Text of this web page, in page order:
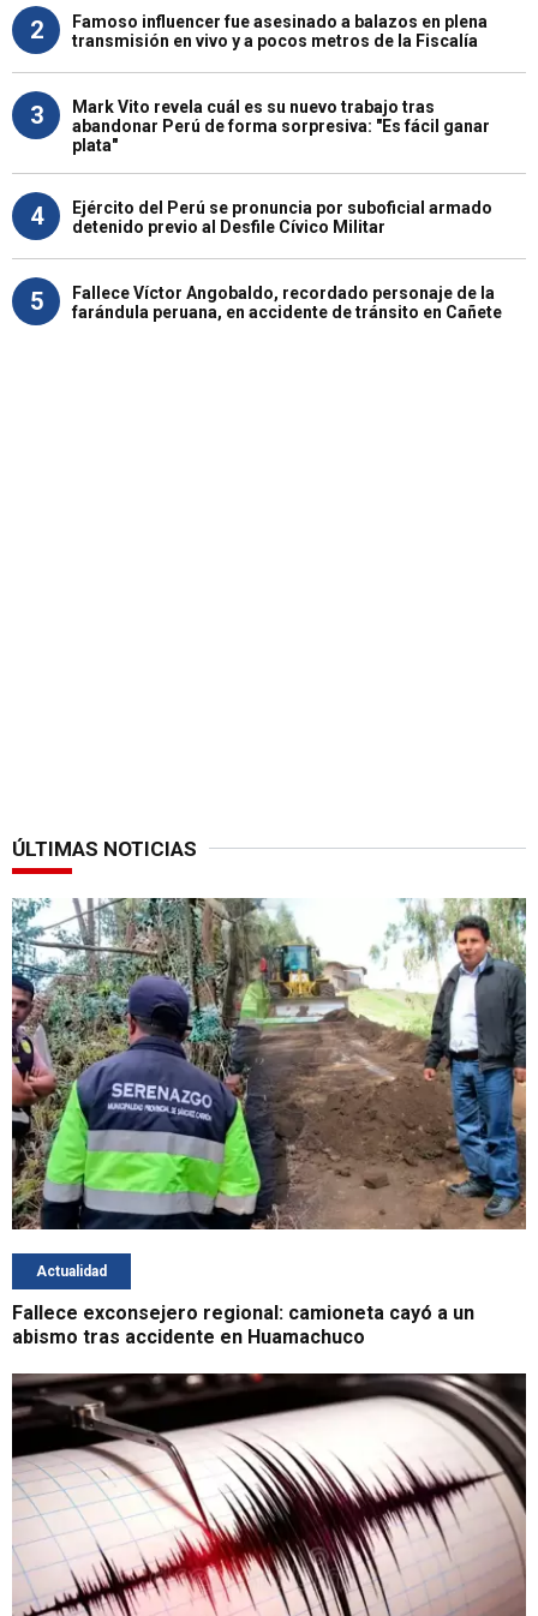
2
Famoso influencer fue asesinado a balazos en plena
transmisión en vivo y a pocos metros de la Fiscalía
3
Mark Vito revela cuál es su nuevo trabajo tras
abandonar Perú de forma sorpresiva: "Es fácil ganar
plata"
4
Ejército del Perú se pronuncia por suboficial armado
detenido previo al Desfile Cívico Militar
5
Fallece Víctor Angobaldo, recordado personaje de la
farándula peruana, en accidente de tránsito en Cañete
ÚLTIMAS NOTICIAS
Actualidad
Fallece exconsejero regional: camioneta cayó a un
abismo tras accidente en Huamachuco